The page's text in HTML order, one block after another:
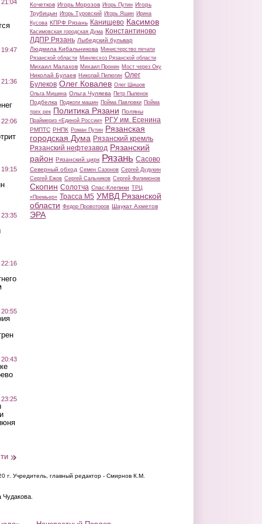
Кочетков Игорь Морозов Игорь Путин Игорь
Трубицын Игорь Туровский Игорь Яшин Ирина
Кусова КПРФ Рязань Канищево Касимов
Касимовская городская Дума Константиново
ЛДПР Рязань Лыбедский бульвар
Людмила Кибальникова Министерство печати
Рязанской области Минлесхоз Рязанской области
Михаил Малахов Михаил Пронин Мост через Оку
Николай Булаев Николай Пилюгин Олег
Булеков Олег Ковалев Олег Шишов
Ольга Мишина Ольга Чуляева Петр Пыленок
Подбелка Поджоги машин Пойма Павловки Пойма
трех рек Политика Рязани Поляны
Праймериз «Единой России» РГУ им. Есенина
РМПТС РНПК Роман Путин Рязанская
городская Дума Рязанский кремль
Рязанский нефтезавод Рязанский
район Рязанский цирк Рязань Сасово
Северный обход Семен Сазонов Сергей Дудукин
Сергей Ежов Сергей Сальников Сергей Филимонов
Скопин Солотча Спас-Клепики ТРЦ
«Премьер» Трасса М5 УМВД Рязанской
области Федор Провоторов Шаукат Ахметов
ЭРА
г. Учредитель, главный редактор - Смирнов К.М.